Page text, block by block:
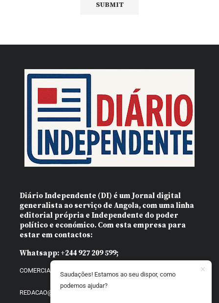
Diário Independente (DI) é um Jornal digital
generalista ao serviço de Angola, com uma linha
editorial própria e Independente do poder
político e económico. Com esta empresa para
estar em contactos:
Whatsapp: +244 927 209 599;
COMERCIAL@DIARIOINDEPENDENTE.INFO
REDACAO@DIARIOINDEPENDENTE.INFO
Saudações! Estamos ao seu dispor, como
podemos ajudar?